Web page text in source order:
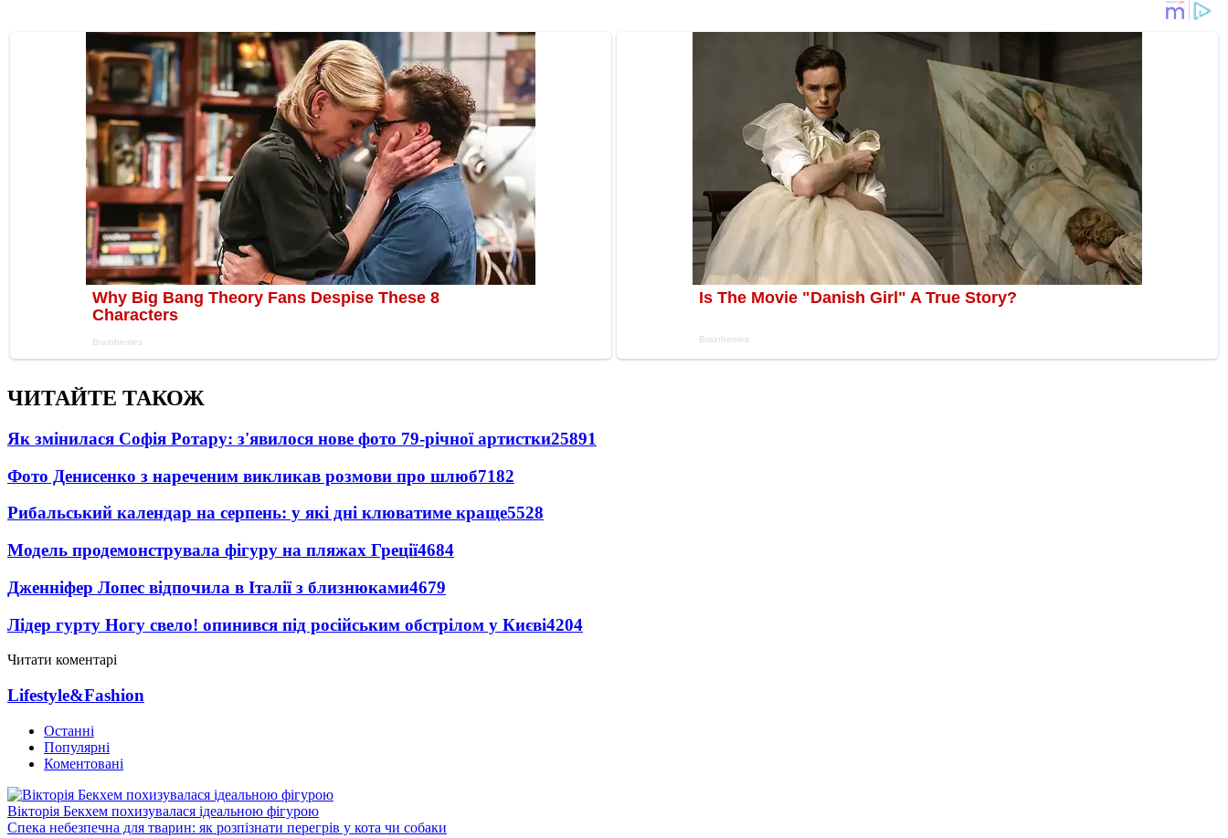
ЧИТАЙТЕ ТАКОЖ
Як змінилася Софія Ротару: з'явилося нове фото 79-річної артистки25891
Фото Денисенко з нареченим викликав розмови про шлюб7182
Рибальський календар на серпень: у які дні клюватиме краще5528
Модель продемонструвала фігуру на пляжах Греції4684
Дженніфер Лопес відпочила в Італії з близнюками4679
Лідер гурту Ногу свело! опинився під російським обстрілом у Києві4204
Читати коментарі
Lifestyle&Fashion
Останні
Популярні
Коментовані
Вікторія Бекхем похизувалася ідеальною фігурою
Спека небезпечна для тварин: як розпізнати перегрів у кота чи собаки